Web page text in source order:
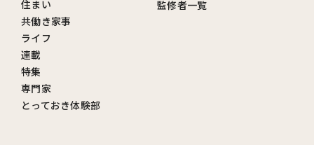
住まい
共働き家事
ライフ
連載
特集
専門家
とっておき体験部
監修者一覧